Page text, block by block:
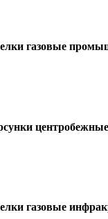
газовые
центробежные
газовые